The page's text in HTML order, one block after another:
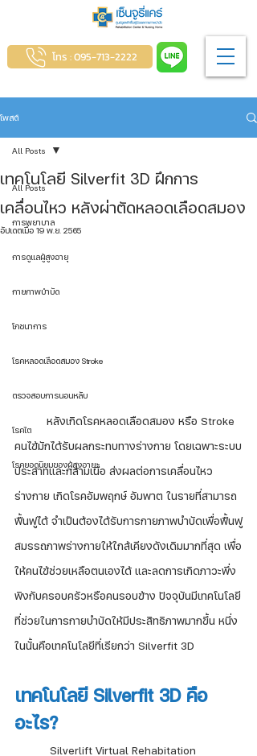
โทร : 095-713-2222
โพสต์
All Posts
การพยาบาล
การดูแลผู้สูงอายุ
กายภาพบำบัด
โภชนาการ
โรคหลอดเลือดสมอง Stroke
ตรวจสอบการนอนหลับ
โรคไต
โรคยอดนิยมของผู้สูงอายุ
All Posts
เทคโนโลยี Silverfit 3D ฝึกการ
เคลื่อนไหว หลังผ่าตัดหลอดเลือดสมอง
อัปเดตเมื่อ 19 พ.ย. 2565
คนไข้มักได้รับผลกระทบทางร่างกาย โดยเฉพาะระบบ
ประสาทและกล้ามเนื้อ ส่งผลต่อการเคลื่อนไหว
ร่างกาย เกิดโรคอัมพฤกษ์ อัมพาต ในรายที่สามารถ
ฟื้นฟูได้ จำเป็นต้องได้รับการกายภาพบำบัดเพื่อฟื้นฟู
สมรรถภาพร่างกายให้ใกล้เคียงดังเดิมมากที่สุด เพื่อ
ให้คนไข้ช่วยเหลือตนเองได้ และลดการเกิดภาวะพึ่ง
พิงกับครอบครัวหรือคนรอบข้าง ปัจจุบันมีเทคโนโลยี
ที่ช่วยในการกายบำบัดให้มีประสิทธิภาพมากขึ้น หนึ่ง
ในนั้นคือเทคโนโลยีที่เรียกว่า Silverfit 3D
เทคโนโลยี Silverfit 3D คือ
อะไร?